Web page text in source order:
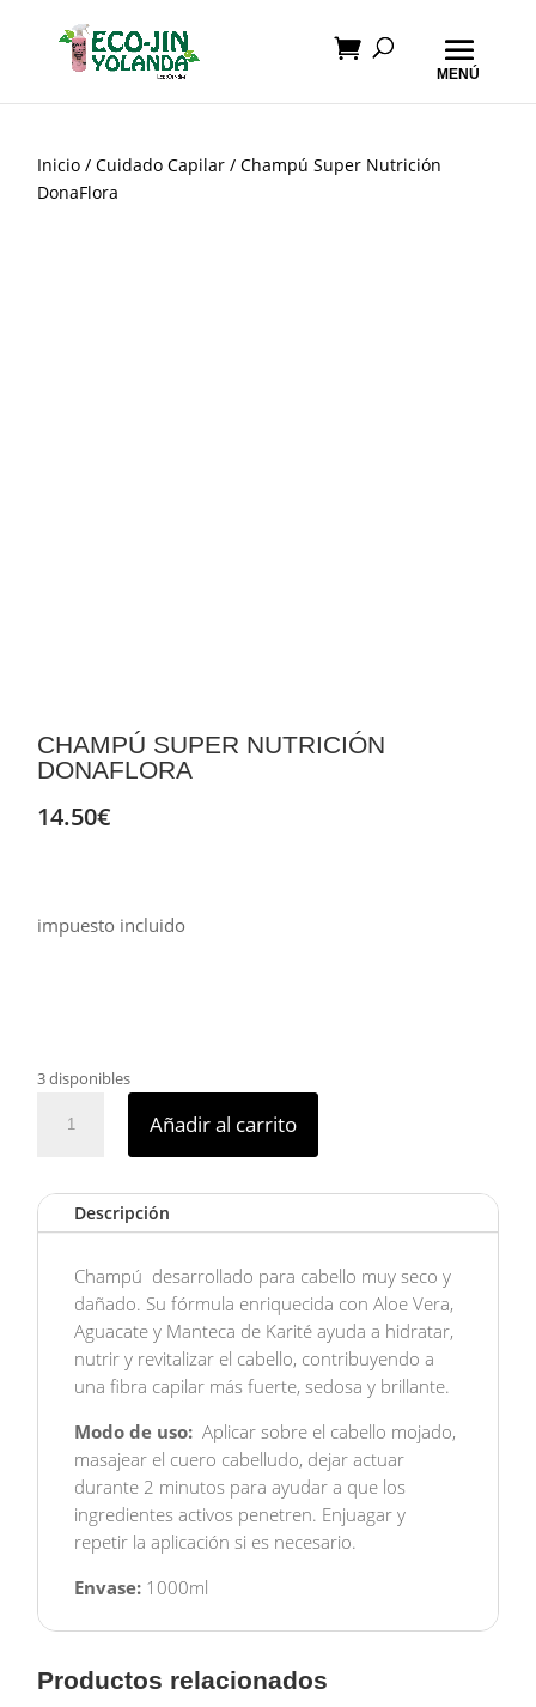
Inicio /Cuidado Capilar / Champú Super Nutrición
DonaFlora
CHAMPÚ SUPER NUTRICIÓN
DONAFLORA
14.50€
impuesto incluido
3 disponibles
Super
cantidad
Añadir al carrito
Descripción
Champú desarrollado para cabello muy seco y
dañado. Su fórmula enriquecida con Aloe Vera,
Aguacate y Manteca de Karité ayuda a hidratar,
nutrir y revitalizar el cabello, contribuyendo a
una fibra capilar más fuerte, sedosa y brillante.
Modo de uso: Aplicar sobre el cabello mojado,
masajear el cuero cabelludo, dejar actuar
durante 2 minutos para ayudar a que los
ingredientes activos penetren. Enjuagar y
repetir la aplicación si es necesario.
Envase: 1000ml
Productos relacionados